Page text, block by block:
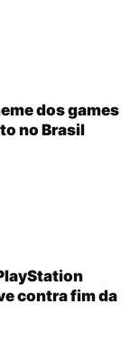
dos games
no Brasil
contra fim da